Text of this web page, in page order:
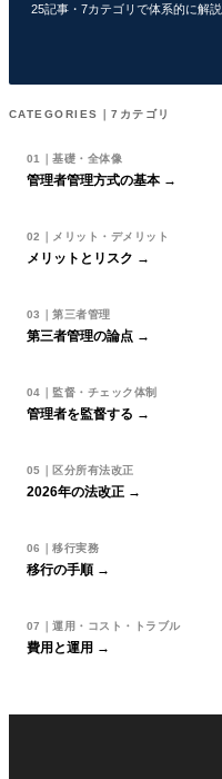
25記事・7カテゴリで体系的に解説
CATEGORIES｜7カテゴリ
01｜基礎・全体像
管理者管理方式の基本 →
02｜メリット・デメリット
メリットとリスク →
03｜第三者管理
第三者管理の論点 →
04｜監督・チェック体制
管理者を監督する →
05｜区分所有法改正
2026年の法改正 →
06｜移行実務
移行の手順 →
07｜運用・コスト・トラブル
費用と運用 →